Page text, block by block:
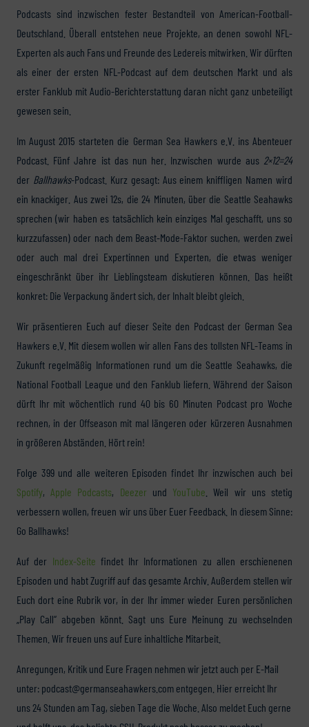
Podcasts sind inzwischen fester Bestandteil von American-Football-
Deutschland. Überall entstehen neue Projekte, an denen sowohl NFL-
Experten als auch Fans und Freunde des Ledereis mitwirken. Wir dürften
als einer der ersten NFL-Podcast auf dem deutschen Markt und als
erster Fanklub mit Audio-Berichterstattung daran nicht ganz unbeteiligt
gewesen sein.
Im August 2015 starteten die German Sea Hawkers e.V. ins Abenteuer
Podcast. Fünf Jahre ist das nun her. Inzwischen wurde aus 2×12=24
der Ballhawks-Podcast. Kurz gesagt: Aus einem kniffligen Namen wird
ein knackiger. Aus zwei 12s, die 24 Minuten, über die Seattle Seahawks
sprechen (wir haben es tatsächlich kein einziges Mal geschafft, uns so
kurzzufassen) oder nach dem Beast-Mode-Faktor suchen, werden zwei
oder auch mal drei Expertinnen und Experten, die etwas weniger
eingeschränkt über ihr Lieblingsteam diskutieren können. Das heißt
konkret: Die Verpackung ändert sich, der Inhalt bleibt gleich.
Wir präsentieren Euch auf dieser Seite den Podcast der German Sea
Hawkers e.V. Mit diesem wollen wir allen Fans des tollsten NFL-Teams in
Zukunft regelmäßig Informationen rund um die Seattle Seahawks, die
National Football League und den Fanklub liefern. Während der Saison
dürft Ihr mit wöchentlich rund 40 bis 60 Minuten Podcast pro Woche
rechnen, in der Offseason mit mal längeren oder kürzeren Ausnahmen
in größeren Abständen. Hört rein!
Folge 399 und alle weiteren Episoden findet Ihr inzwischen auch bei
Spotify,Apple Podcasts, Deezer und YouTube . Weil wir uns stetig
verbessern wollen, freuen wir uns über Euer Feedback. In diesem Sinne:
Go Ballhawks!
Auf der Index-Seite findet Ihr Informationen zu allen erschienenen
Episoden und habt Zugriff auf das gesamte Archiv. Außerdem stellen wir
Euch dort eine Rubrik vor, in der Ihr immer wieder Euren persönlichen
„Play Call“ abgeben könnt. Sagt uns Eure Meinung zu wechselnden
Themen. Wir freuen uns auf Eure inhaltliche Mitarbeit.
Anregungen, Kritik und Eure Fragen nehmen wir jetzt auch per E-Mail
unter: podcast@germanseahawkers.com entgegen. Hier erreicht Ihr
uns 24 Stunden am Tag, sieben Tage die Woche. Also meldet Euch gerne